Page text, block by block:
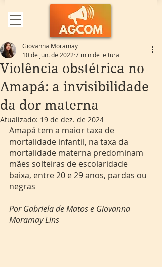
Violência obstétrica no
Amapá: a invisibilidade
da dor materna
Giovanna Moramay
10 de jun. de 2022 7 min de leitura
Atualizado: 19 de dez. de 2024
Amapá tem a maior taxa de
mortalidade infantil, na taxa da
mortalidade materna predominam
mães solteiras de escolaridade
baixa, entre 20 e 29 anos, pardas ou
negras
Por Gabriela de Matos e Giovanna
Moramay Lins